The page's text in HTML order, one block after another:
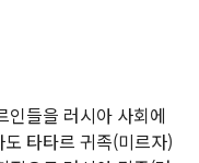
인들을 러시아 사회에
타타르 귀족(미르자)